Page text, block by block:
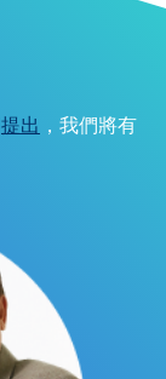
提出 ，我們將有